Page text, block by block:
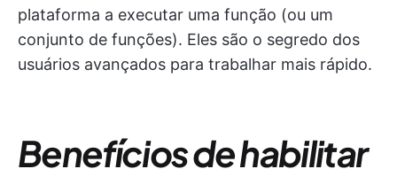
plataforma a executar uma função (ou um
conjunto de funções). Eles são o segredo dos
usuários avançados para trabalhar mais rápido.
Benefícios de habilitar